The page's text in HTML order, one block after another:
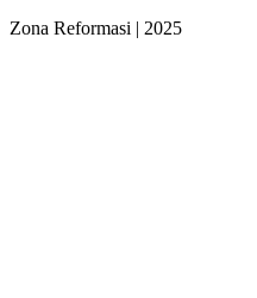
Zona Reformasi | 2025